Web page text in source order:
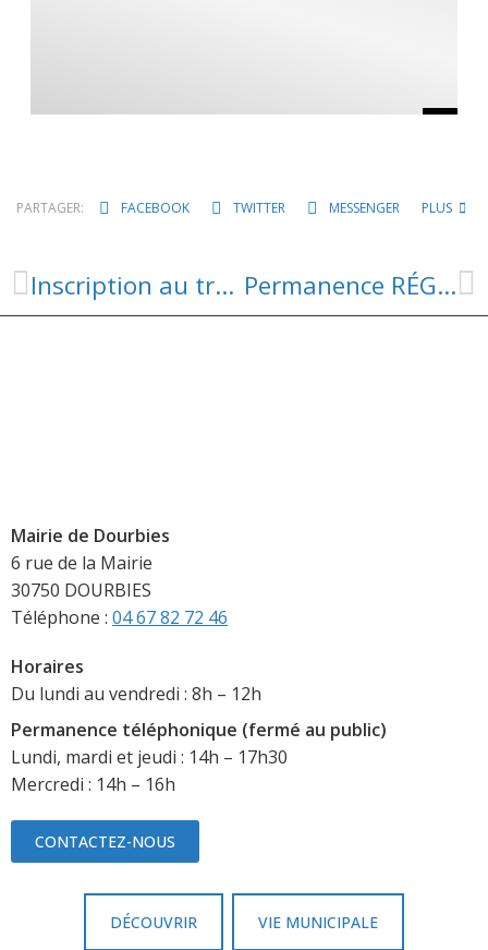
PARTAGER: FACEBOOK TWITTER MESSENGER PLUS
Inscription au transport scolaire Permanence RÉGION – 8 juillet à Trèves
Mairie de Dourbies
6 rue de la Mairie
30750 DOURBIES
Téléphone : 04 67 82 72 46
Horaires
Du lundi au vendredi : 8h – 12h
Permanence téléphonique (fermé au public)
Lundi, mardi et jeudi : 14h – 17h30
Mercredi : 14h – 16h
CONTACTEZ-NOUS
DÉCOUVRIR VIE MUNICIPALE